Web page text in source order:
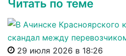
Читать по теме
29 июля 2026 в 18:26